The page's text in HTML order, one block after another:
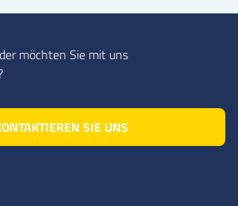
möchten Sie mit uns
SIE UNS